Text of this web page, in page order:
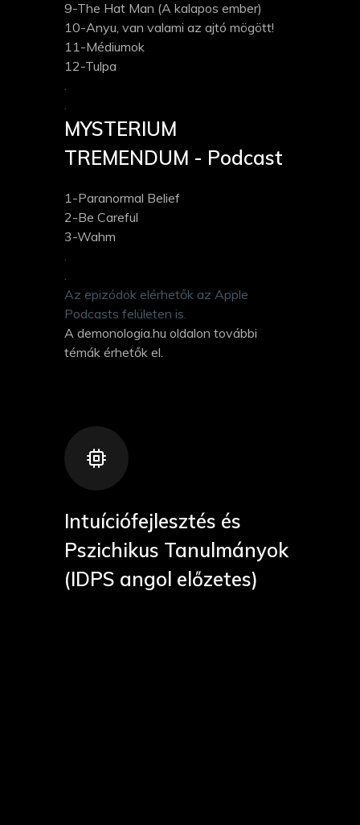
9-The Hat Man (A kalapos ember)
10-Anyu, van valami az ajtó mögött!
11-Médiumok
12-Tulpa
MYSTERIUM
TREMENDUM - Podcast
1-Paranormal Belief
2-Be Careful
3-Wahm
Az epizódok elérhetők az Apple
Podcasts felületen is.
A demonologia.hu oldalon további
témák érhetők el.
Intuíciófejlesztés és
Pszichikus Tanulmányok
(IDPS angol előzetes)